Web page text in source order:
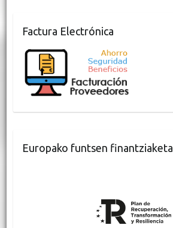
Factura Electrónica
Europako funtsen finantziaketa